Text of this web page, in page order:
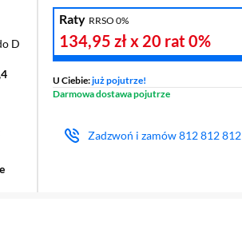
D
oknie)
Raty RRSO 0%
134,95 złx 20 rat0%
U Ciebie:już pojutrze!
Darmowa dostawa pojutrze
Zadzwoń i zamów812 812 812